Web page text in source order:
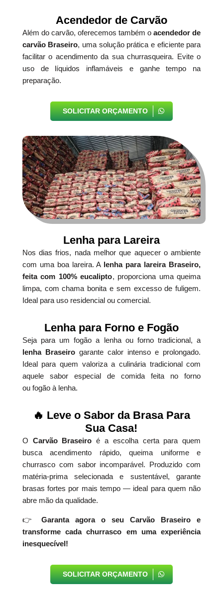
Acendedor de Carvão
Além do carvão, oferecemos também oacendedor de
carvão Braseiro, uma solução prática e eficiente para
facilitar o acendimento da sua churrasqueira. Evite o
uso de líquidos inflamáveis e ganhe tempo na
preparação.
SOLICITAR ORÇAMENTO
Lenha para Lareira
Nos dias frios, nada melhor que aquecer o ambiente
com uma boa lareira. A lenha para lareira Braseiro,
feita com 100% eucalipto, proporciona uma queima
limpa, com chama bonita e sem excesso de fuligem.
Ideal para uso residencial ou comercial.
Lenha para Forno e Fogão
Seja para um fogão a lenha ou forno tradicional, a
lenha Braseirogarante calor intenso e prolongado.
Ideal para quem valoriza a culinária tradicional com
aquele sabor especial de comida feita no forno
ou fogão à lenha.
🔥 Leve o Sabor da Brasa Para
Sua Casa!
O Carvão Braseiro é a escolha certa para quem
busca acendimento rápido, queima uniforme e
churrasco com sabor incomparável. Produzido com
matéria-prima selecionada e sustentável, garante
brasas fortes por mais tempo — ideal para quem não
abre mão da qualidade.
👉
Garanta agora o seu Carvão Braseiro e
transforme cada churrasco em uma experiência
inesquecível!
SOLICITAR ORÇAMENTO